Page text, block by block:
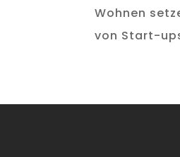
Wohnen
von Start-